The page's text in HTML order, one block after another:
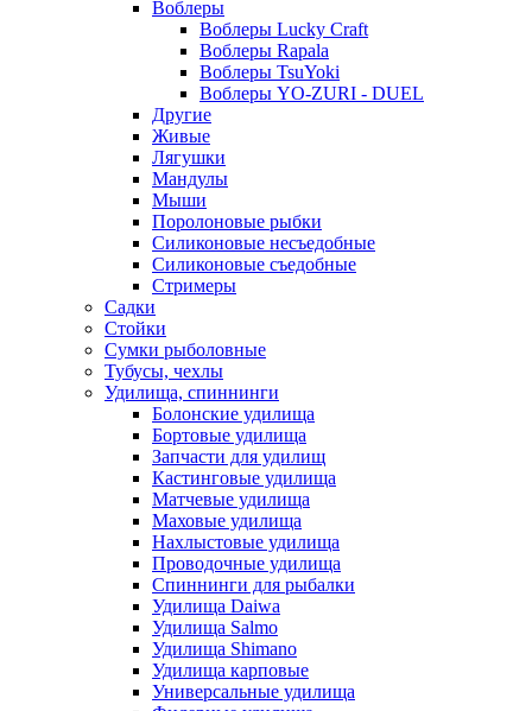
Воблеры
Воблеры Lucky Craft
Воблеры Rapala
Воблеры TsuYoki
Воблеры YO-ZURI - DUEL
Другие
Живые
Лягушки
Мандулы
Мыши
Поролоновые рыбки
Силиконовые несъедобные
Силиконовые съедобные
Стримеры
Садки
Стойки
Сумки рыболовные
Тубусы, чехлы
Удилища, спиннинги
Болонские удилища
Бортовые удилища
Запчасти для удилищ
Кастинговые удилища
Матчевые удилища
Маховые удилища
Нахлыстовые удилища
Проводочные удилища
Спиннинги для рыбалки
Удилища Daiwa
Удилища Salmo
Удилища Shimano
Удилища карповые
Универсальные удилища